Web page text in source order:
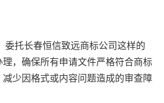
委托长春恒信致远商标公司这样的
理，确保所有申请文件严格符合商标
减少因格式或内容问题造成的审查障